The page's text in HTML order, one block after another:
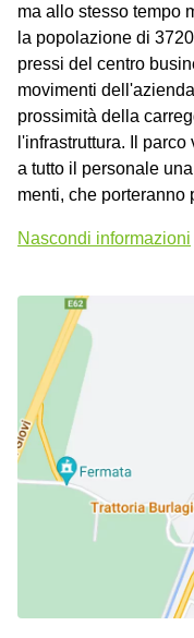
ma allo stesso tempo
la popolazione di
pressi del centro
movimenti
prossimità della
l'infrastruttura. Il
a tutto il personale
menti, che porteranno
Nascondi informazioni